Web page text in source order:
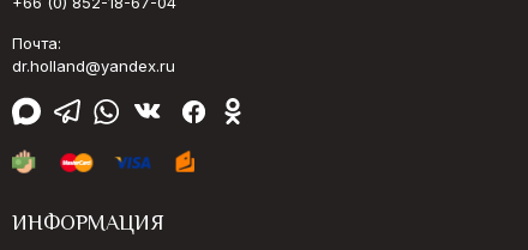
Почта:
dr.holland@yandex.ru
ИНФОРМАЦИЯ